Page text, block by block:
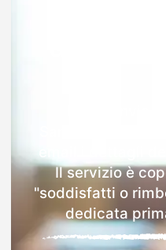
Il servizio è
"soddisfatti o
dedicata